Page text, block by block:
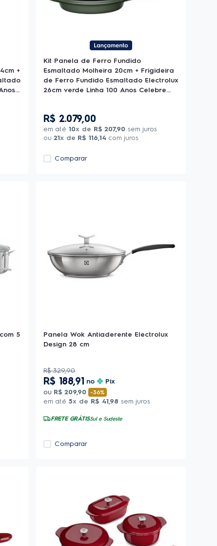
+
Kit Panela de Ferro Fundido
Esmaltado Molheira 20cm + Frigideira
de Ferro Fundido Esmaltado Electrolux
26cm verde Linha 100 Anos Celebre
R$ 2.079,00
em até 10x de R$ 207,90 sem juros
ou 21x de R$ 116,14 com juros
Comparar
5
Panela Wok Antiaderente Electrolux
Design 28 cm
R$ 329,90
R$ 188,91 no
Pix
ou R$ 209,90 -36%
em até 5x de R$ 41,98 sem juros
FRETE GRÁTISSul e Sudeste
Comparar